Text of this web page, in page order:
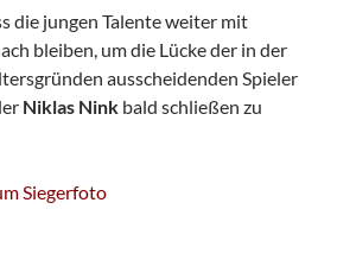
die jungen Talente weiter mit
bleiben, um die Lücke der in der
ausscheidenden Spieler
Niklas Nink bald schließen zu
Siegerfoto